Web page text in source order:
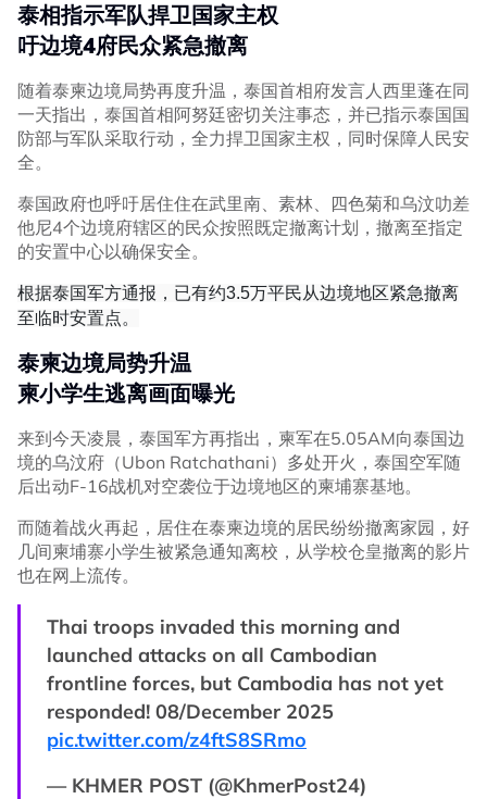
泰相指示军队捍卫国家主权
吁边境4府民众紧急撤离
随着泰柬边境局势再度升温，泰国首相府发言人西里蓬在同
一天指出，泰国首相阿努廷密切关注事态，并已指示泰国国
防部与军队采取行动，全力捍卫国家主权，同时保障人民安
全。
泰国政府也呼吁居住住在武里南、素林、四色菊和乌汶叻差
他尼4个边境府辖区的民众按照既定撤离计划，撤离至指定
的安置中心以确保安全。
根据泰国军方通报，已有约3.5万平民从边境地区紧急撤离
至临时安置点。
泰柬边境局势升温
柬小学生逃离画面曝光
来到今天凌晨，泰国军方再指出，柬军在5.05AM向泰国边
境的乌汶府（Ubon Ratchathani）多处开火，泰国空军随
后出动F-16战机对空袭位于边境地区的柬埔寨基地。
而随着战火再起，居住在泰柬边境的居民纷纷撤离家园，好
几间柬埔寨小学生被紧急通知离校，从学校仓皇撤离的影片
也在网上流传。
Thai troops invaded this morning and
launched attacks on all Cambodian
frontline forces, but Cambodia has not yet
responded! 08/December 2025
pic.twitter.com/z4ftS8SRmo
— KHMER POST (@KhmerPost24)